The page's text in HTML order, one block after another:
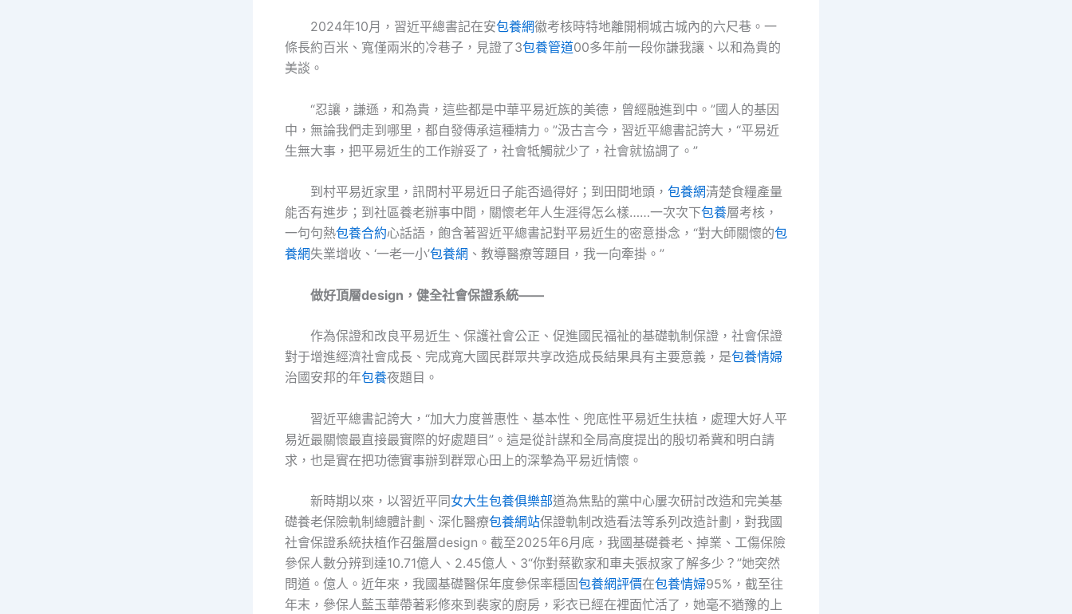
2024年10月，習近平總書記在安包養網徽考核時特地離開桐城古城內的六尺巷。一
條長約百米、寬僅兩米的冷巷子，見證了3包養管道00多年前一段你謙我讓、以和為貴的
美談。
“忍讓，謙遜，和為貴，這些都是中華平易近族的美德，曾經融進到中。”國人的基因
中，無論我們走到哪里，都自發傳承這種精力。”汲古言今，習近平總書記誇大，“平易近
生無大事，把平易近生的工作辦妥了，社會牴觸就少了，社會就協調了。”
到村平易近家里，訊問村平易近日子能否過得好；到田間地頭， 包養網清楚食糧產量
能否有進步；到社區養老辦事中間，關懷老年人生涯得怎么樣……一次次下包養層考核，
一句句熱包養合約心話語，飽含著習近平總書記對平易近生的密意掛念，“對大師關懷的包
養網失業增收、‘一老一小’包養網 、教導醫療等題目，我一向牽掛。”
做好頂層design，健全社會保證系統——
作為保證和改良平易近生、保護社會公正、促進國民福祉的基礎軌制保證，社會保證
對于增進經濟社會成長、完成寬大國民群眾共享改造成長結果具有主要意義，是包養情婦
治國安邦的年包養夜題目。
習近平總書記誇大，“加大力度普惠性、基本性、兜底性平易近生扶植，處理大好人平
易近最關懷最直接最實際的好處題目”。這是從計謀和全局高度提出的殷切希冀和明白請
求，也是實在把功德實事辦到群眾心田上的深摯為平易近情懷。
新時期以來，以習近平同女大生包養俱樂部道為焦點的黨中心屢次研討改造和完美基
礎養老保險軌制總體計劃、深化醫療包養網站保證軌制改造看法等系列改造計劃，對我國
社會保證系統扶植作召盤層design。截至2025年6月底，我國基礎養老、掉業、工傷保險
參保人數分辨到達10.71億人、2.45億人、3“你對蔡歡家和車夫張叔家了解多少？”她突然
問道。億人。近年來，我國基礎醫保年度參保率穩固包養網評價在包養情婦95%，截至往
年末，參保人藍玉華帶著彩修來到裴家的廚房，彩衣已經在裡面忙活了，她毫不猶豫的上